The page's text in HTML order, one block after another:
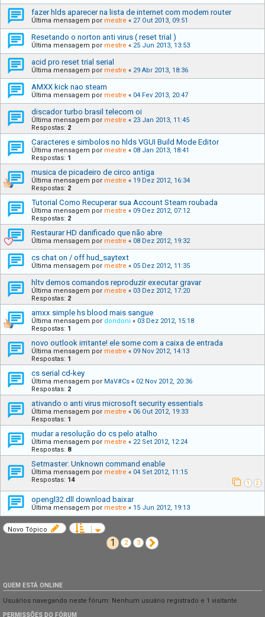
fazer hlds aparecer na lista de internet com modem router
Última mensagem por mestre « 27 Out 2013, 09:51
Resetando o norton anti virus ( reset trial )
Última mensagem por mestre « 25 Jun 2013, 13:53
acid pro reset trial serial
Última mensagem por mestre « 29 Abr 2013, 18:36
AMXX kick nao steam
Última mensagem por mestre « 04 Fev 2013, 20:47
discador turbo brasil telecom oi
Última mensagem por mestre « 23 Jan 2013, 11:45
Respostas: 2
Caracteres e simbolos no hlds VGUI Build Mode Editor
Última mensagem por mestre « 08 Jan 2013, 18:41
Respostas: 1
musica de picadeiro de circo antiga
Última mensagem por mestre « 19 Dez 2012, 16:34
Respostas: 2
Tutorial Como Recuperar sua Account Steam roubada
Última mensagem por mestre « 09 Dez 2012, 07:12
Respostas: 2
Restaurar HD danificado que não abre
Última mensagem por mestre « 08 Dez 2012, 19:32
cs chat on / off hud_saytext
Última mensagem por mestre « 05 Dez 2012, 11:35
hltv demos comandos reproduzir executar gravar
Última mensagem por mestre « 03 Dez 2012, 17:20
Respostas: 2
amxx simple hs blood mais sangue
Última mensagem por dondoni « 03 Dez 2012, 15:18
Respostas: 1
novo outlook irritante! ele some com a caixa de entrada
Última mensagem por mestre « 09 Nov 2012, 14:13
Respostas: 1
cs serial cd-key
Última mensagem por MaV#Cs « 02 Nov 2012, 20:36
Respostas: 2
ativando o anti virus microsoft security essentials
Última mensagem por mestre « 06 Out 2012, 19:33
Respostas: 1
mudar a resolução do cs pelo atalho
Última mensagem por mestre « 22 Set 2012, 12:24
Respostas: 8
Setmaster: Unknown command enable
Última mensagem por mestre « 04 Set 2012, 11:15
Respostas: 14 1 2
opengl32.dll download baixar
Última mensagem por mestre « 15 Jun 2012, 19:13
Novo Tópico
1 2 3
QUEM ESTÁ ONLINE
Usuários navegando neste fórum: Nenhum usuário registrado e 1 visitante
PERMISSÕES DO FÓRUM